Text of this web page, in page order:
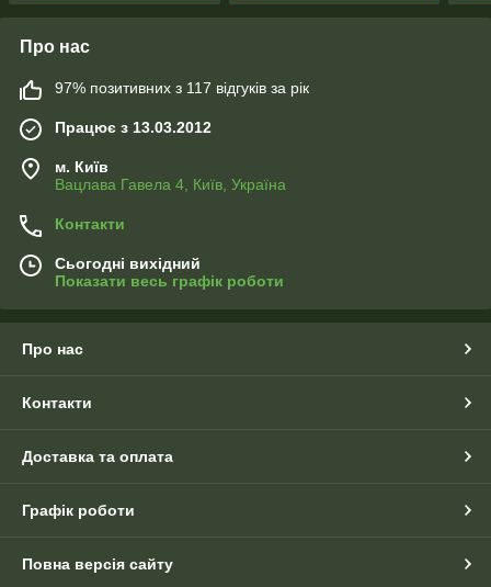
Про нас
97% позитивних з 117 відгуків за рік
Працює з 13.03.2012
м. Київ
Вацлава Гавела 4, Київ, Україна
Контакти
Сьогодні вихідний
Показати весь графік роботи
Про нас
Контакти
Доставка та оплата
Графік роботи
Повна версія сайту